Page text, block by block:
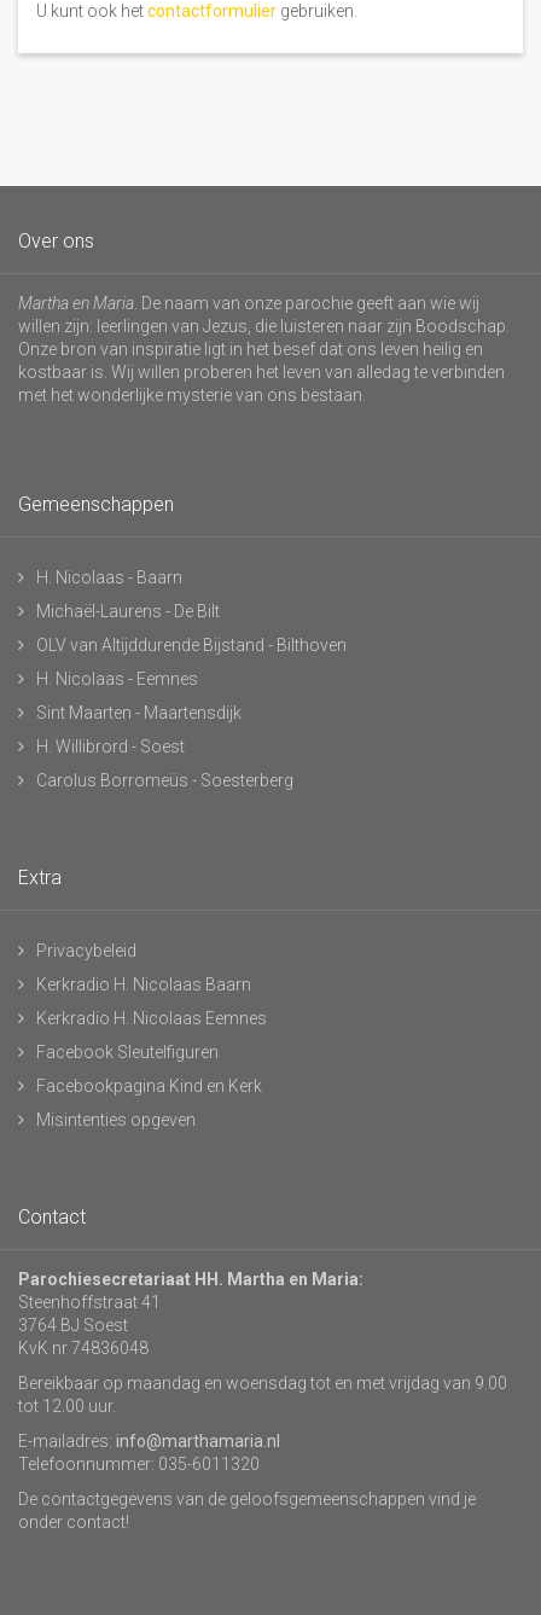
U kunt ook hetcontactformulier gebruiken.
Over ons
Martha en Maria . De naam van onze parochie geeft aan wie wij
willen zijn: leerlingen van Jezus, die luisteren naar zijn Boodschap.
Onze bron van inspiratie ligt in het besef dat ons leven heilig en
kostbaar is. Wij willen proberen het leven van alledag te verbinden
met het wonderlijke mysterie van ons bestaan.
Gemeenschappen
H. Nicolaas - Baarn
Michaël-Laurens - De Bilt
OLV van Altijddurende Bijstand - Bilthoven
H. Nicolaas - Eemnes
Sint Maarten - Maartensdijk
H. Willibrord - Soest
Carolus Borromeüs - Soesterberg
Extra
Privacybeleid
Kerkradio H. Nicolaas Baarn
Kerkradio H. Nicolaas Eemnes
Facebook Sleutelfiguren
Facebookpagina Kind en Kerk
Misintenties opgeven
Contact
Parochiesecretariaat HH. Martha en Maria:
Steenhoffstraat 41
3764 BJ Soest
KvK nr 74836048
Bereikbaar op maandag en woensdag tot en met vrijdag van 9.00
tot 12.00 uur.
E-mailadres: info@marthamaria.nl
Telefoonnummer: 035-6011320
De contactgegevens van de geloofsgemeenschappen vind je
onder contact!